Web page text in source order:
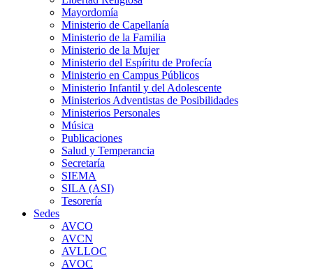
Mayordomía
Ministerio de Capellanía
Ministerio de la Familia
Ministerio de la Mujer
Ministerio del Espíritu de Profecía
Ministerio en Campus Públicos
Ministerio Infantil y del Adolescente
Ministerios Adventistas de Posibilidades
Ministerios Personales
Música
Publicaciones
Salud y Temperancia
Secretaría
SIEMA
SILA (ASI)
Tesorería
Sedes
AVCO
AVCN
AVLLOC
AVOC